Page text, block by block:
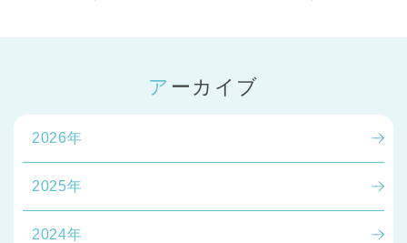
埼玉県
兵庫県 全域
アーカイブ
2026年
2025年
2024年